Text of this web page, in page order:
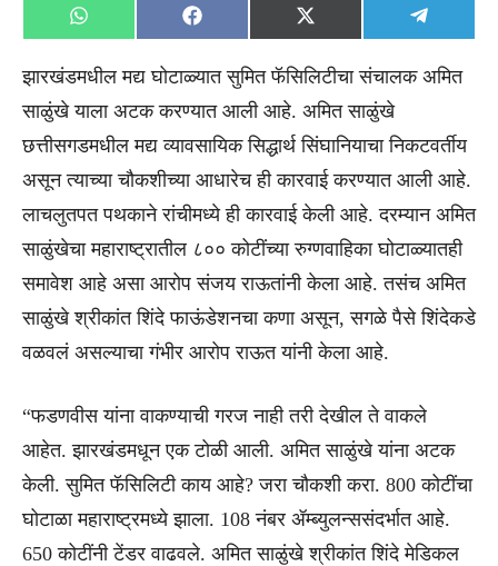
Share
on
WhatsApp
Share
on
Facebook
Share
on
X
(Twitter)
Share
on
झारखंडमधील मद्य घोटाळ्यात सुमित फॅसिलिटीचा संचालक अमित
साळुंखे याला अटक करण्यात आली आहे. अमित साळुंखे
छत्तीसगडमधील मद्य व्यावसायिक सिद्धार्थ सिंघानियाचा निकटवर्तीय
असून त्याच्या चौकशीच्या आधारेच ही कारवाई करण्यात आली आहे.
लाचलुतपत पथकाने रांचीमध्ये ही कारवाई केली आहे. दरम्यान अमित
साळुंखेचा महाराष्ट्रातील ८०० कोटींच्या रुग्णवाहिका घोटाळ्यातही
समावेश आहे असा आरोप संजय राऊतांनी केला आहे. तसंच अमित
साळुंखे श्रीकांत शिंदे फाऊंडेशनचा कणा असून, सगळे पैसे शिंदेकडे
वळवलं असल्याचा गंभीर आरोप राऊत यांनी केला आहे.
“फडणवीस यांना वाकण्याची गरज नाही तरी देखील ते वाकले
आहेत. झारखंडमधून एक टोळी आली. अमित साळुंखे यांना अटक
केली. सुमित फॅसिलिटी काय आहे? जरा चौकशी करा. 800 कोटींचा
घोटाळा महाराष्ट्रमध्ये झाला. 108 नंबर ॲम्ब्युलन्ससंदर्भात आहे.
650 कोटींनी टेंडर वाढवले. अमित साळुंखे श्रीकांत शिंदे मेडिकल